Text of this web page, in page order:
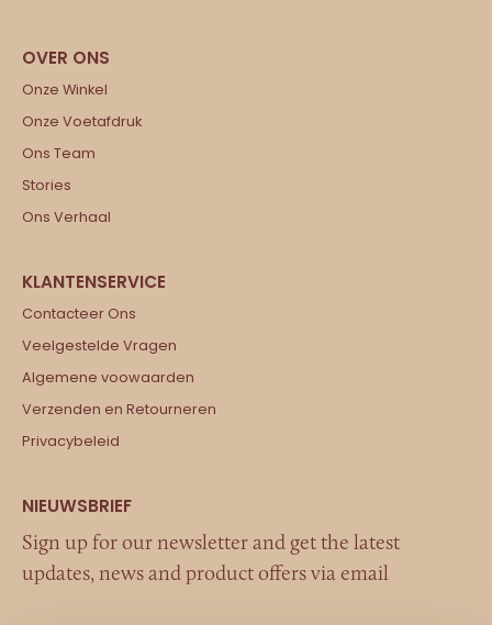
Onze Winkel
Onze Voetafdruk
Ons Team
Stories
Ons Verhaal
Contacteer Ons
Veelgestelde Vragen
Algemene voowaarden
Verzenden en Retourneren
Privacybeleid
Sign up for our newsletter and get the latest
updates, news and product offers via email